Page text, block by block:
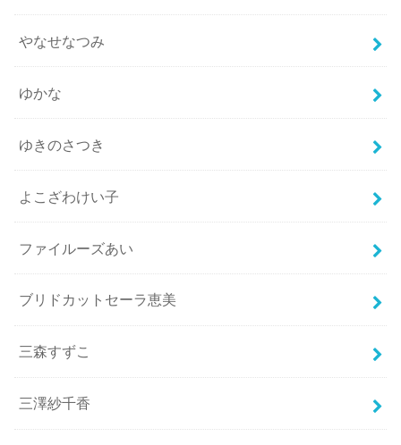
やなせなつみ
ゆかな
ゆきのさつき
よこざわけい子
ファイルーズあい
ブリドカットセーラ恵美
三森すずこ
三澤紗千香